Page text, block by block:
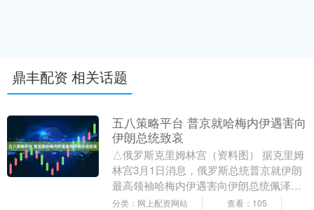
鼎丰配资 相关话题
五八策略平台 普京就哈梅内伊遇害向
伊朗总统致哀
△俄罗斯克里姆林宫（资料图） 据克里姆
林宫3月1日消息，俄罗斯总统普京就伊朗
最高领袖哈梅内伊遇害向伊朗总统佩泽希
齐扬表示哀悼。 普京将哈梅内伊的逝世描
分类：网上配资网站 查看：105